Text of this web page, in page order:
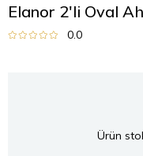
Elanor 2'li Oval
0.0
Ürün